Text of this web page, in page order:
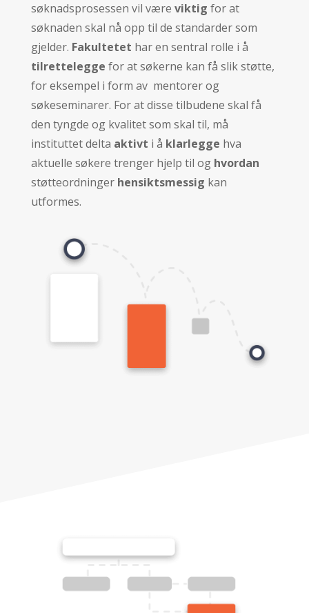
søknadsprosessen vil være viktig for at
søknaden skal nå opp til de standarder som
gjelder. Fakultetet har en sentral rolle i å
tilrettelegge for at søkerne kan få slik støtte,
for eksempel i form av mentorer og
søkeseminarer. For at disse tilbudene skal få
den tyngde og kvalitet som skal til, må
instituttet delta aktivt i å klarlegge hva
aktuelle søkere trenger hjelp til og hvordan
støtteordninger hensiktsmessig kan
utformes.